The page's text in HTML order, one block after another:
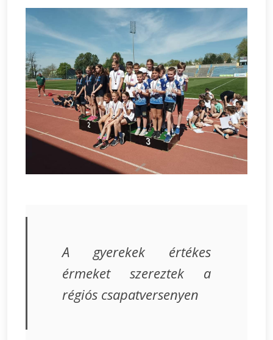
A gyerekek értékes
érmeket szereztek a
régiós csapatversenyen